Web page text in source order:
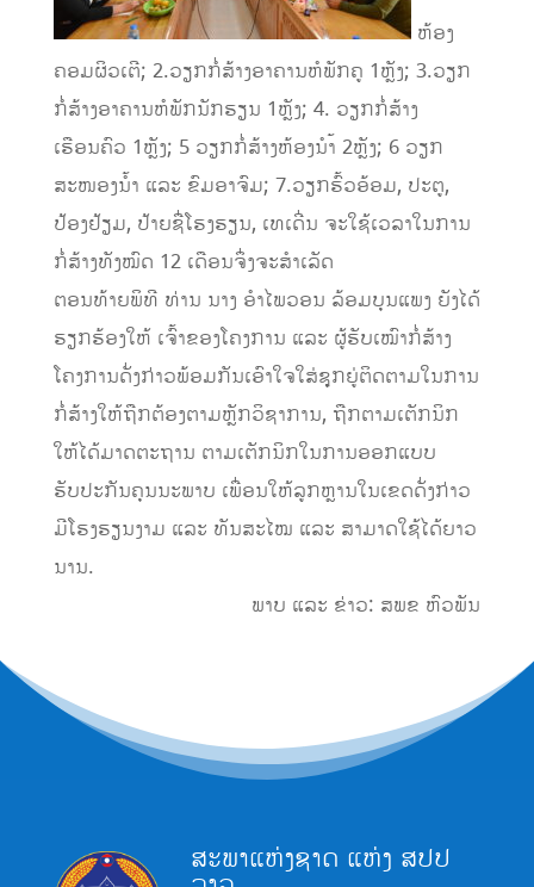
ຫ້ອງ
ຄອມຜິວເຕີ; 2.ວຽກກໍ່ສ້າງອາຄານຫໍພັກຄູ 1ຫຼັງ; 3.ວຽກ
ກໍ່ສ້າງອາຄານຫໍພັກນັກຮຽນ 1ຫຼັງ; 4. ວຽກກໍ່ສ້າງ
ເຮືອນຄົວ 1ຫຼັງ; 5 ວຽກກໍ່ສ້າງຫ້ອງນຳ້ 2ຫຼັງ; 6 ວຽກ
ສະໜອງນ້ຳ ແລະ ຂົມອາຈົມ; 7.ວຽກຮົ້ວອ້ອມ, ປະຕູ,
ປ້ອງຢ້ຽມ, ປ້າຍຊື່ໂຮງຮຽນ, ເທເດີ່ນ ຈະໃຊ້ເວລາໃນການ
ກໍ່ສ້າງທັງໝົດ 12 ເດືອນຈຶ່ງຈະສຳເລັດ
ຕອນທ້າຍພິທີ ທ່ານ ນາງ ອຳໄພວອນ ລ້ອມບຸນແພງ ຍັງໄດ້
ຮຽກຮ້ອງໃຫ້ ເຈົ້າຂອງໂຄງການ ແລະ ຜູ້ຮັບເໝົາກໍ່ສ້າງ
ໂຄງການດັ່ງກ່າວພ້ອມກັນເອົາໃຈໃສ່ຊຸຸກຍູ່ຕິດຕາມໃນການ
ກໍ່ສ້າງໃຫ້ຖືກຕ້ອງຕາມຫຼັກວິຊາການ, ຖືກຕາມເຕັກນິກ
ໃຫ້ໄດ້ມາດຕະຖານ ຕາມເຕັກນິກໃນການອອກແບບ
ຮັບປະກັນຄຸນນະພາບ ເພື່ອນໃຫ້ລູກຫຼານໃນເຂດດັ່ງກ່າວ
ມີໂຮງຮຽນງາມ ແລະ ທັນສະໄໝ ແລະ ສາມາດໃຊ້ໄດ້ຍາວ
ນານ.
ພາບ ແລະ ຂ່າວ: ສພຂ ຫົວພັນ
ສະພາແຫ່ງຊາດ ແຫ່ງ ສປປ